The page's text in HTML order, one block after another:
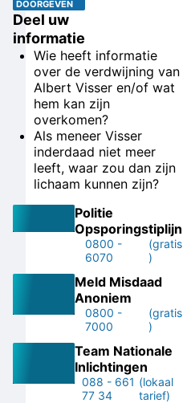
DOORGEVEN
Deel uw
informatie
Wie heeft informatie
over de verdwijning van
Albert Visser en/of wat
hem kan zijn
overkomen?
Als meneer Visser
inderdaad niet meer
leeft, waar zou dan zijn
lichaam kunnen zijn?
Politie
Opsporingstiplijn
0800 -
6070
(gratis
)
Meld Misdaad
Anoniem
0800 -
7000
(gratis
)
Team Nationale
Inlichtingen
088 - 661
77 34
(lokaal
tarief)